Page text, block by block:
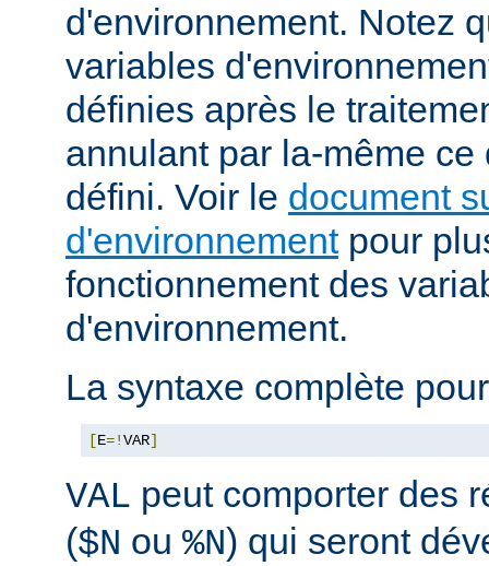
d'environnement. Notez
variables
définies après le
annulant par la-même ce
défini. Voir le document
d'environnementpour
fonctionnement des
d'environnement.
La syntaxe complète
[E=!VAR]
VAL peut comporter des
($N ou %N) qui seront